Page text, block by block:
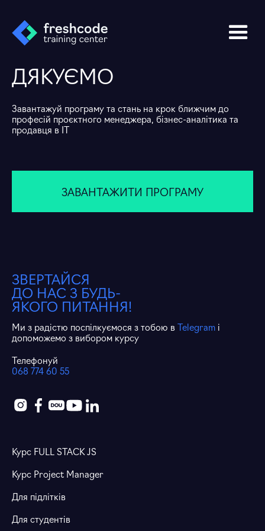
ДЯКУЄМО
Завантажуй програму та стань на крок ближчим до
професій проєктного менеджера, бізнес-аналітика та
продавця в ІТ
ЗАВАНТАЖИТИ ПРОГРАМУ
ЗВЕРТАЙСЯ
ДО НАС З БУДЬ-
ЯКОГО ПИТАННЯ!
Курс FULL STACK JS
Курс Project Manager
Для підлітків
Для студентів
Ми з радістю поспілкуємося з тобою вTelegram і
допоможемо з вибором курсу
Телефонуй
068 774 60 55